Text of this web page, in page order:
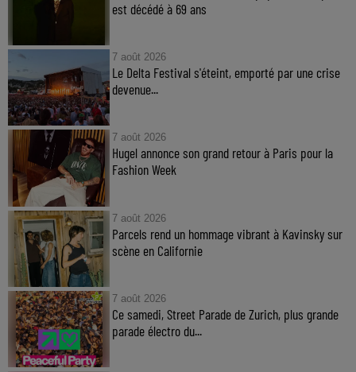
est décédé à 69 ans
7 août 2026
Le Delta Festival s'éteint, emporté par une crise
devenue...
7 août 2026
Hugel annonce son grand retour à Paris pour la
Fashion Week
7 août 2026
Parcels rend un hommage vibrant à Kavinsky sur
scène en Californie
7 août 2026
Ce samedi, Street Parade de Zurich, plus grande
parade électro du...